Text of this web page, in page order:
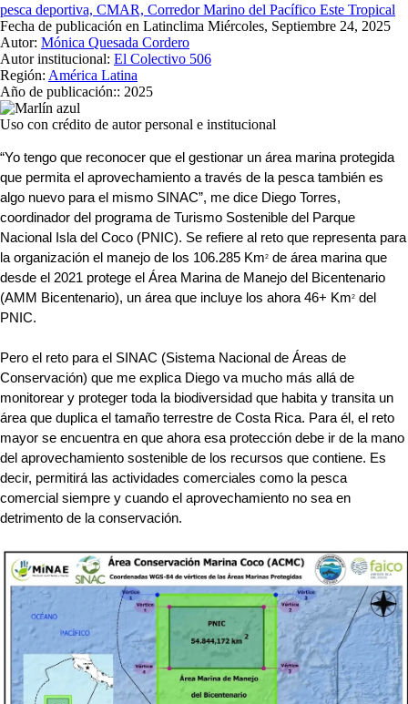
pesca deportiva, CMAR, Corredor Marino del Pacífico Este Tropical
Fecha de publicación en Latinclima Miércoles, Septiembre 24, 2025
Autor: Mónica Quesada Cordero
Autor institucional: El Colectivo 506
Región: América Latina
Año de publicación:: 2025
Uso con crédito de autor personal e institucional
“Yo tengo que reconocer que el gestionar un área marina protegida
que permita el aprovechamiento a través de la pesca también es
algo nuevo para el mismo SINAC”, me dice Diego Torres,
coordinador del programa de Turismo Sostenible del Parque
Nacional Isla del Coco (PNIC). Se refiere al reto que representa para
la organización el manejo de los 106.285 Km2 de área marina que
desde el 2021 protege el Área Marina de Manejo del Bicentenario
(AMM Bicentenario), un área que incluye los ahora 46+ Km2 del
PNIC.
Pero el reto para el SINAC (Sistema Nacional de Áreas de
Conservación) que me explica Diego va mucho más allá de
monitorear y proteger toda la biodiversidad que habita y transita un
área que duplica el tamaño terrestre de Costa Rica. Para él, el reto
mayor se encuentra en que ahora esa protección debe ir de la mano
del aprovechamiento sostenible de los recursos que contiene. Es
decir, permitirá las actividades comerciales como la pesca
comercial siempre y cuando el aprovechamiento no sea en
detrimento de la conservación.